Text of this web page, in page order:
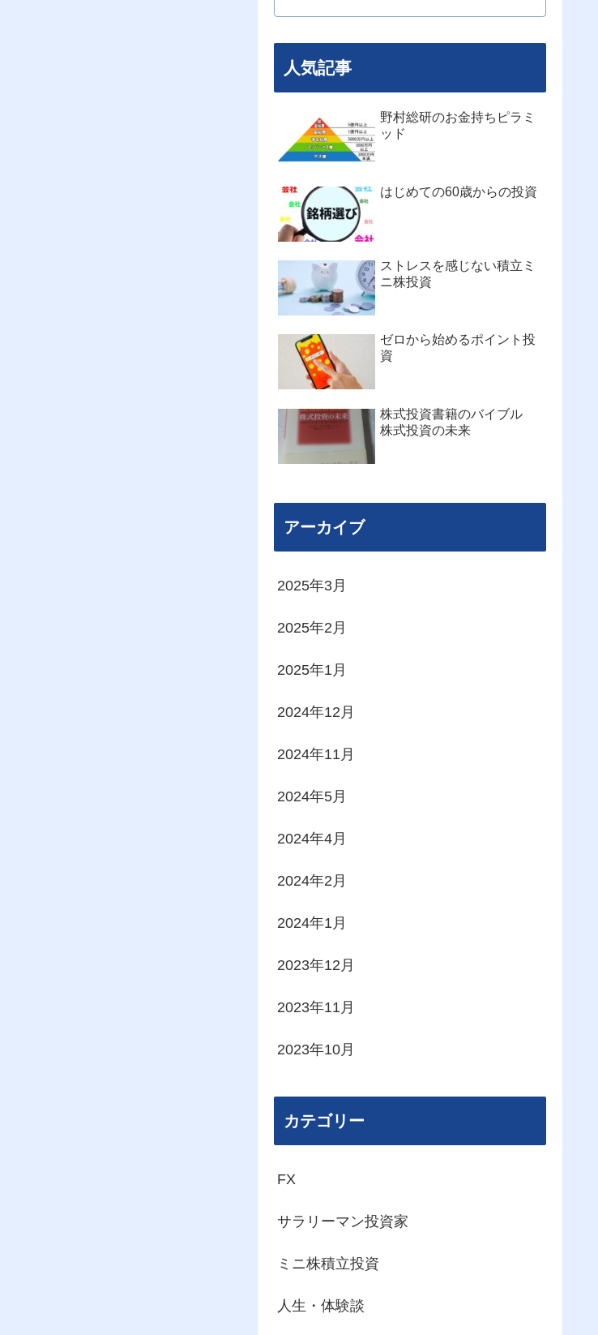
人気記事
野村総研のお金持ちピラミ
ッド
はじめての60歳からの投資
ストレスを感じない積立ミ
ニ株投資
ゼロから始めるポイント投
資
株式投資書籍のバイブル
株式投資の未来
アーカイブ
2025年3月
2025年2月
2025年1月
2024年12月
2024年11月
2024年5月
2024年4月
2024年2月
2024年1月
2023年12月
2023年11月
2023年10月
カテゴリー
FX
サラリーマン投資家
ミニ株積立投資
人生・体験談